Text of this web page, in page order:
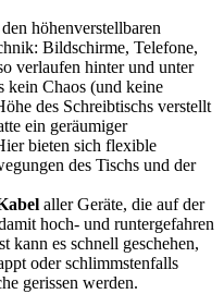
höhenverstellbaren
Bildschirme, Telefone,
verlaufen hinter und unter
kein Chaos (und keine
des Schreibtischs verstellt
ein geräumiger
bieten sich flexible
des Tischs und der
aller Geräte, die auf der
hoch- und runtergefahren
kann es schnell geschehen,
oder schlimmstenfalls
gerissen werden.